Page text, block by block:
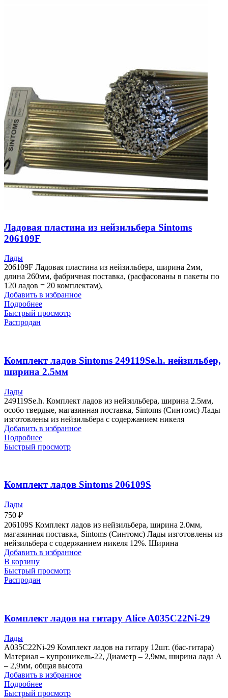
Ладовая пластина из нейзильбера Sintoms
206109F
Лады
206109F Ладовая пластина из нейзильбера, ширина 2мм,
длина 260мм, фабричная поставка, (расфасованы в пакеты по
120 ладов = 20 комплектам),
Добавить в избранное
Подробнее
Быстрый просмотр
Распродан
Комплект ладов Sintoms 249119Se.h. нейзильбер,
ширина 2.5мм
Лады
249119Se.h. Комплект ладов из нейзильбера, ширина 2.5мм,
особо твердые, магазинная поставка, Sintoms (Синтомс) Лады
изготовлены из нейзильбера с содержанием никеля
Добавить в избранное
Подробнее
Быстрый просмотр
Комплект ладов Sintoms 206109S
Лады
750 ₽
206109S Комплект ладов из нейзильбера, ширина 2.0мм,
магазинная поставка, Sintoms (Синтомс) Лады изготовлены из
нейзильбера с содержанием никеля 12%. Ширина
Добавить в избранное
В корзину
Быстрый просмотр
Распродан
Комплект ладов на гитару Alice A035C22Ni-29
Лады
A035C22Ni-29 Комплект ладов на гитару 12шт. (бас-гитара)
Материал – купроникель-22, Диаметр – 2,9мм, ширина лада A
– 2,9мм, общая высота
Добавить в избранное
Подробнее
Быстрый просмотр